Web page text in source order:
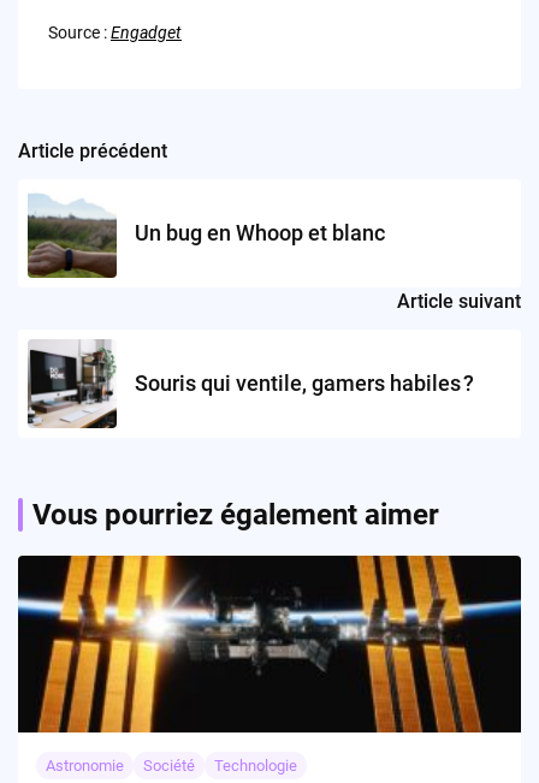
Source :Engadget
Post
navigation
Article précédent
Un bug en Whoop et blanc
Article suivant
Souris qui ventile, gamers habiles ?
Vous pourriez également aimer
Astronomie Société Technologie